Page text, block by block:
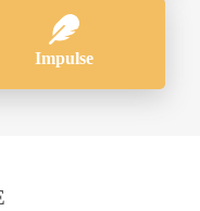
Impulse